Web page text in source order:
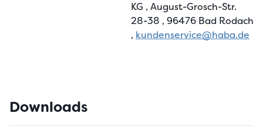
KG , August-Grosch-Str.
28-38 , 96476 Bad Rodach
, kundenservice@haba.de
Downloads